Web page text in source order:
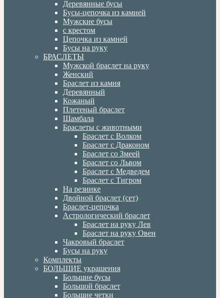
Деревянные бусы
Бусы-цепочка из камней
Мужские бусы
с крестом
Цепочка из камней
Бусы на руку
БРАСЛЕТЫ
Мужской браслет на руку
Женский
Браслет из камня
Деревянный
Кожаный
Плетеный браслет
Шамбала
Браслеты с животными
Браслет с Волком
Браслет с Драконом
Браслет со Змеей
Браслет со Львом
Браслет с Медведем
Браслет с Тигром
На резинке
Двойной браслет (сет)
Браслет-цепочка
Астрологический браслет
Браслет на руку Лев
Браслет на руку Овен
Чакровый браслет
Бусы на руку
Комплекты
БОЛЬШИЕ украшения
Большие бусы
Большой браслет
Большие четки